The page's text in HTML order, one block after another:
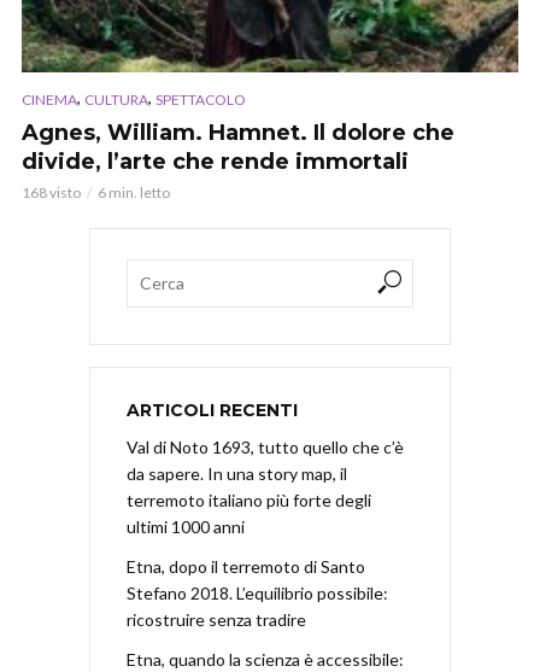
CINEMA, CULTURA, SPETTACOLO
Agnes, William. Hamnet. Il dolore che
divide, l’arte che rende immortali
168 visto 6 min. letto
ARTICOLI RECENTI
Val di Noto 1693, tutto quello che c’è
da sapere. In una story map, il
terremoto italiano più forte degli
ultimi 1000 anni
Etna, dopo il terremoto di Santo
Stefano 2018. L’equilibrio possibile:
ricostruire senza tradire
Etna, quando la scienza è accessibile: